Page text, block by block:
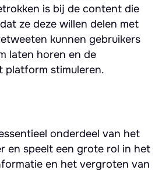
is bij de content die
ze deze willen delen met
kunnen gebruikers
laten horen en de
platform stimuleren.
onderdeel van het
en speelt een grote rol in het
en het vergroten van